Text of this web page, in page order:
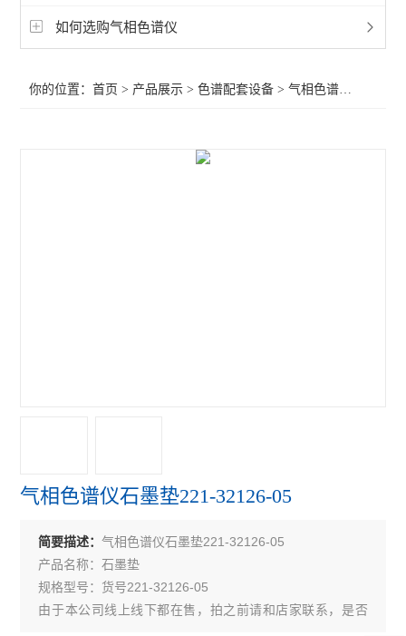
发生器
如何选购气相色谱仪
你的位置：首页 > 产品展示 >色谱配套设备 >气相色谱配件
气相色谱仪石墨垫221-32126-05
简要描述：气相色谱仪石墨垫221-32126-05
产品名称：石墨垫
规格型号：货号221-32126-05
由于本公司线上线下都在售，拍之前请和店家联系，是否